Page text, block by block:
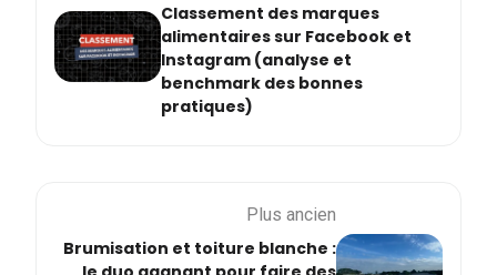
Classement des marques
alimentaires sur Facebook et
Instagram (analyse et
benchmark des bonnes
pratiques)
Plus ancien
Brumisation et toiture blanche :